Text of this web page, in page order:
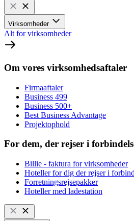
Virksomheder
Alt for virksomheder
Om vores virksomhedsaftaler
Firmaaftaler
Business 499
Business 500+
Best Business Advantage
Projektophold
For dem, der rejser i
Billie - faktura for virksomheder
Hoteller for dig der rejser i
Forretningsrejsepakker
Hoteller med ladestation